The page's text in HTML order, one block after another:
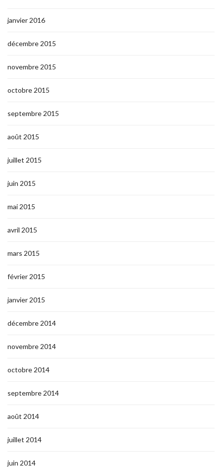
janvier 2016
décembre 2015
novembre 2015
octobre 2015
septembre 2015
août 2015
juillet 2015
juin 2015
mai 2015
avril 2015
mars 2015
février 2015
janvier 2015
décembre 2014
novembre 2014
octobre 2014
septembre 2014
août 2014
juillet 2014
juin 2014